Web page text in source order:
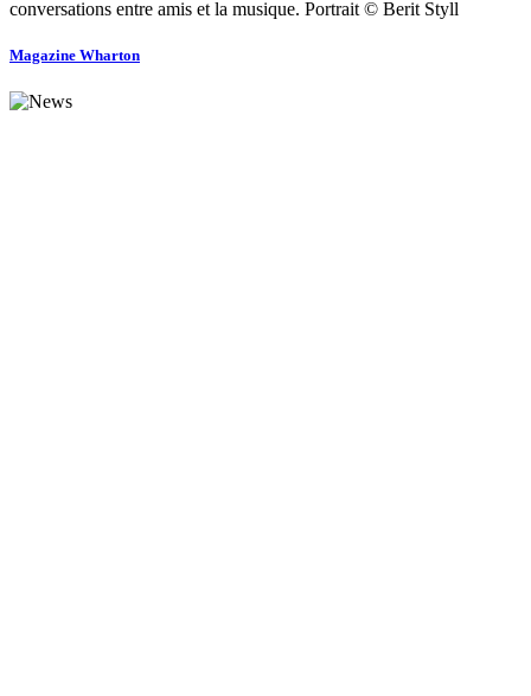
conversations entre amis et la musique. Portrait © Berit Styll
Magazine Wharton